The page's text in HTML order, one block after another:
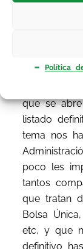
Política
años
las
de los
que se
listado
tema nos
poco les
tantos
que tratan
Bolsa
etc, y que
definitivo